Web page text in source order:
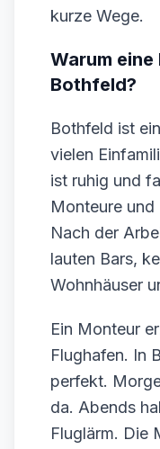
kurze Wege.
Warum
Bothfeld?
Bothfeld ist
vielen
ist ruhig und
Monteure
Nach der
lauten Bars,
Wohnhäuser
Ein Monteur
Flughafen. In
perfekt.
da. Abends
Fluglärm. Die